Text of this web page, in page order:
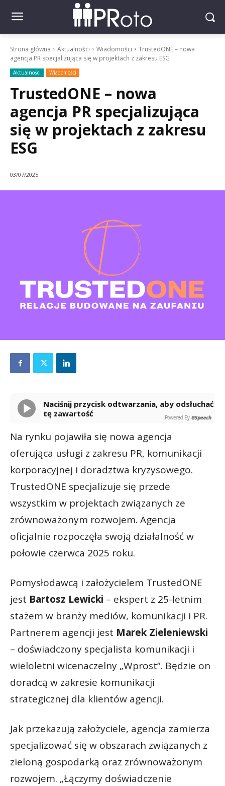
Strona główna Aktualności Wiadomości
TrustedONE – nowa
agencja PR specjalizująca się w projektach z zakresu ESG
Aktualności Wiadomości
TrustedONE – nowa
agencja PR specjalizująca
się w projektach z zakresu
ESG
03/07/2025
Naciśnij przycisk odtwarzania, aby odsłuchać
tę zawartość
Powered By GSpeech
Na rynku pojawiła się nowa agencja
oferująca usługi z zakresu PR, komunikacji
korporacyjnej i doradztwa kryzysowego.
TrustedONE specjalizuje się przede
wszystkim w projektach związanych ze
zrównoważonym rozwojem. Agencja
oficjalnie rozpoczęła swoją działalność w
połowie czerwca 2025 roku.
Pomysłodawcą i założycielem TrustedONE
jest Bartosz Lewicki – ekspert z 25-letnim
stażem w branży mediów, komunikacji i PR.
Partnerem agencji jest Marek Zieleniewski
– doświadczony specjalista komunikacji i
wieloletni wicenaczelny „Wprost”. Będzie on
doradcą w zakresie komunikacji
strategicznej dla klientów agencji.
Jak przekazują założyciele, agencja zamierza
specjalizować się w obszarach związanych z
zieloną gospodarką oraz zrównoważonym
rozwojem. „Łączymy doświadczenie